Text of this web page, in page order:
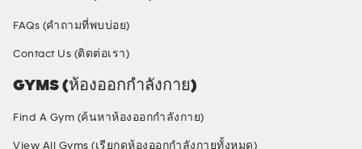
GYMS (ห้องออกกำลังกาย)
Find A Gym (ค้นหาห้องออกกำลังกาย)
View All Gyms (เรียกดูห้องออกกำลังกายทั้งหมด)
FAQs (คำถามที่พบบ่อย)
Contact Us (ติดต่อเรา)